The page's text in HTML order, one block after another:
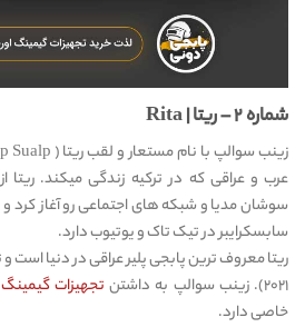
شماره ۲ – ریتا | Rita
سابسکرایبر در تیک تاک و یوتیوب دارد.
۲۰۲۱). زینب سوالپ به داشتن
تجهیزات
خاصی دارد.